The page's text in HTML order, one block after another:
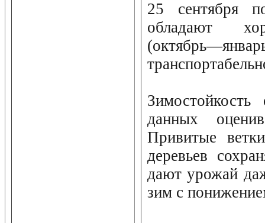
25 сентября
обладают
данных
Привитые
деревьев
дают урожай
зим с